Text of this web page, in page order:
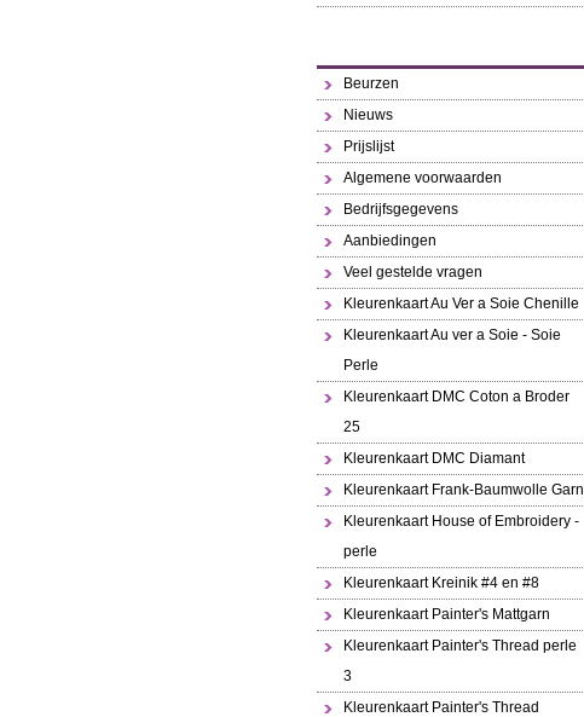
Beurzen
Nieuws
Prijslijst
Algemene voorwaarden
Bedrijfsgegevens
Aanbiedingen
Veel gestelde vragen
Kleurenkaart Au Ver a Soie Chenille
Kleurenkaart Au ver a Soie - Soie
Perle
Kleurenkaart DMC Coton a Broder
25
Kleurenkaart DMC Diamant
Kleurenkaart Frank-Baumwolle Garn
Kleurenkaart House of Embroidery -
perle
Kleurenkaart Kreinik #4 en #8
Kleurenkaart Painter's Mattgarn
Kleurenkaart Painter's Thread perle
3
Kleurenkaart Painter's Thread